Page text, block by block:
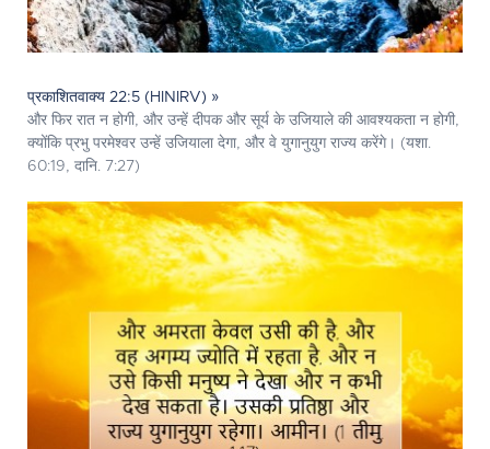
प्रकाशितवाक्य 22:5 (HINIRV) »
और फिर रात न होगी, और उन्हें दीपक और सूर्य के उजियाले की आवश्यकता न होगी,
क्योंकि प्रभु परमेश्‍वर उन्हें उजियाला देगा, और वे युगानुयुग राज्य करेंगे। (यशा.
60:19, दानि. 7:27)